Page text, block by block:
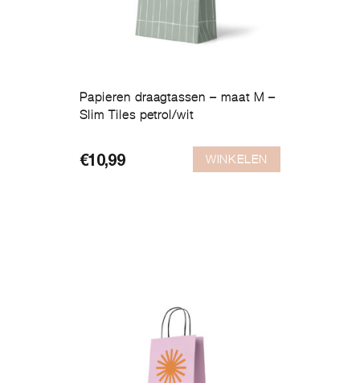
Papieren draagtassen – maat M –
Slim Tiles petrol/wit
€10,99 WINKELEN